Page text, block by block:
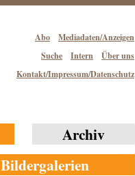
Abo
Mediadaten/Anzeigen
Suche
Intern
Über uns
Kontakt/Impressum/Datenschutz
Archiv
Bildergalerien